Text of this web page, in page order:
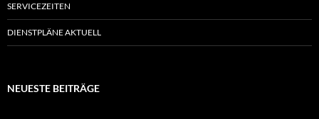
SERVICEZEITEN
DIENSTPLÄNE AKTUELL
NEUESTE BEITRÄGE